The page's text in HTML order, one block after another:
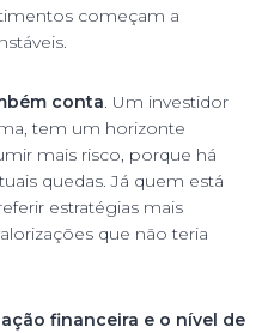
começam a
conta . Um investidor
tem um horizonte
mais risco, porque há
quedas. Já quem está
estratégias mais
que não teria
financeira e o nível de